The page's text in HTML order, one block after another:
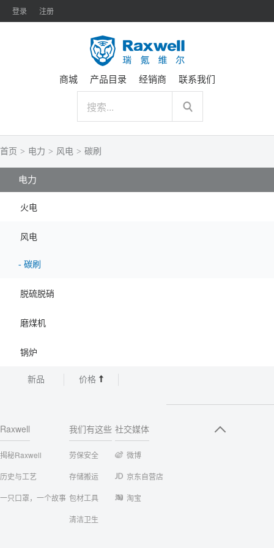
登录 注册
商城 产品目录 经销商 联系我们
首页 > 电力 > 风电 > 碳刷
电力
火电
风电
- 碳刷
脱硫脱硝
磨煤机
锅炉
新品 价格
Raxwell
揭秘Raxwell
历史与工艺
一只口罩，一个故事
我们有这些
劳保安全
存储搬运
包材工具
清洁卫生
社交媒体
微博
京东自营店
淘宝